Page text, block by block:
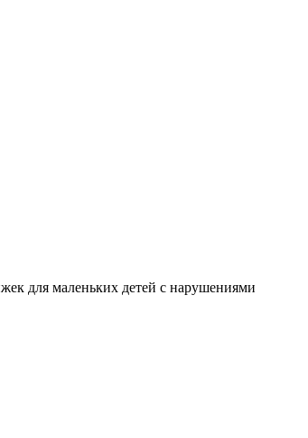
для маленьких детей с нарушениями